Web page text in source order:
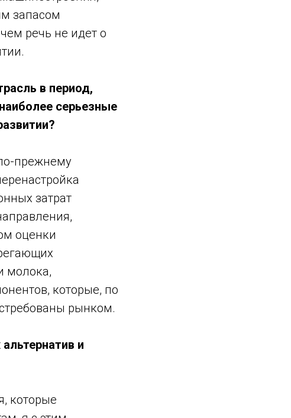
запасом
речь не идет о
в период,
серьезные
прежнему
затрат
оценки
молока,
которые, по
рынком.
и
которые